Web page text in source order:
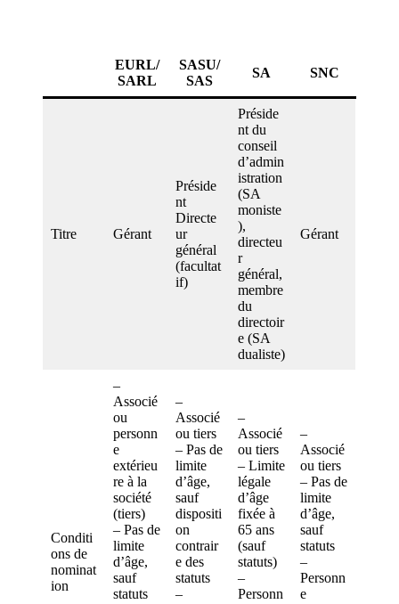
EURL/
SARL
SASU/
SAS
SA SNC
Titre Gérant
Préside
nt
Directe
ur
général
(facultat
if)
Préside
nt du
conseil
d’admin
istration
(SA
moniste
),
directeu
r
général,
membre
du
directoir
e (SA
dualiste)
Gérant
Conditi
ons de
nominat
ion
–
Associé
ou
personn
e
extérieu
re à la
société
(tiers)
– Pas de
limite
d’âge,
sauf
statuts
–
Associé
ou tiers
– Pas de
limite
d’âge,
sauf
dispositi
on
contrair
e des
statuts
–
–
Associé
ou tiers
– Limite
légale
d’âge
fixée à
65 ans
(sauf
statuts)
–
Personn
–
Associé
ou tiers
– Pas de
limite
d’âge,
sauf
statuts
–
Personn
e